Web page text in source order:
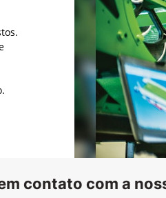
contato com a